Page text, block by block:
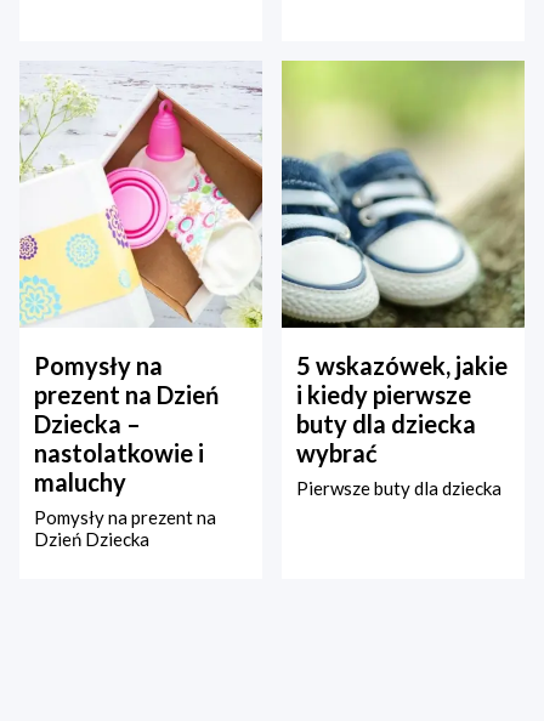
Pomysły na
prezent na Dzień
Dziecka –
nastolatkowie i
maluchy
Pomysły na prezent na
Dzień Dziecka
5 wskazówek, jakie
i kiedy pierwsze
buty dla dziecka
wybrać
Pierwsze buty dla dziecka